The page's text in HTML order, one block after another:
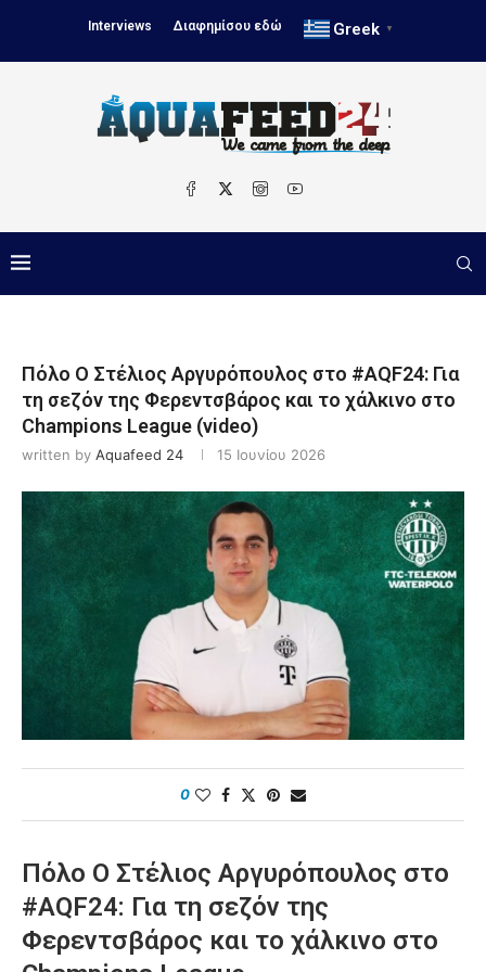
Interviews Διαφημίσου εδώ Greek ▼
Πόλο Ο Στέλιος Αργυρόπουλος στο #AQF24: Για
τη σεζόν της Φερεντσβάρος και το χάλκινο στο
Champions League (video)
written by Aquafeed 24 15 Ιουνίου 2026
0
Πόλο Ο Στέλιος Αργυρόπουλος στο
#AQF24: Για τη σεζόν της
Φερεντσβάρος και το χάλκινο στο